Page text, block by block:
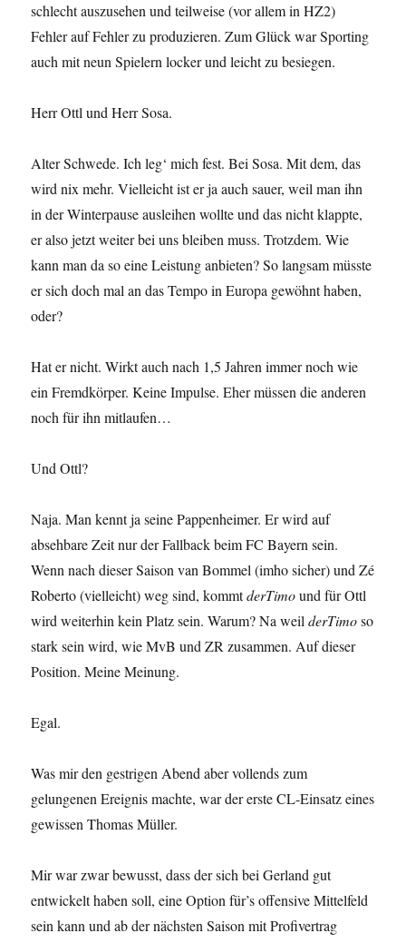
schlecht auszusehen und teilweise (vor allem in HZ2)
Fehler auf Fehler zu produzieren. Zum Glück war Sporting
auch mit neun Spielern locker und leicht zu besiegen.
Herr Ottl und Herr Sosa.
Alter Schwede. Ich leg‘ mich fest. Bei Sosa. Mit dem, das
wird nix mehr. Vielleicht ist er ja auch sauer, weil man ihn
in der Winterpause ausleihen wollte und das nicht klappte,
er also jetzt weiter bei uns bleiben muss. Trotzdem. Wie
kann man da so eine Leistung anbieten? So langsam müsste
er sich doch mal an das Tempo in Europa gewöhnt haben,
oder?
Hat er nicht. Wirkt auch nach 1,5 Jahren immer noch wie
ein Fremdkörper. Keine Impulse. Eher müssen die anderen
noch für ihn mitlaufen…
Und Ottl?
Naja. Man kennt ja seine Pappenheimer. Er wird auf
absehbare Zeit nur der Fallback beim FC Bayern sein.
Wenn nach dieser Saison van Bommel (imho sicher) und Zé
Roberto (vielleicht) weg sind, kommtderTimound für Ottl
wird weiterhin kein Platz sein. Warum? Na weilderTimoso
stark sein wird, wie MvB und ZR zusammen. Auf dieser
Position. Meine Meinung.
Egal.
Was mir den gestrigen Abend aber vollends zum
gelungenen Ereignis machte, war der erste CL-Einsatz eines
gewissen Thomas Müller.
Mir war zwar bewusst, dass der sich bei Gerland gut
entwickelt haben soll, eine Option für’s offensive Mittelfeld
sein kann und ab der nächsten Saison mit Profivertrag